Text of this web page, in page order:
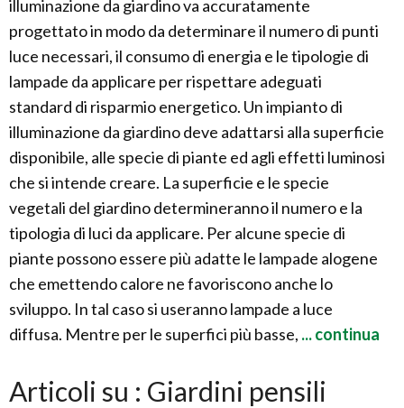
illuminazione da giardino va accuratamente
progettato in modo da determinare il numero di punti
luce necessari, il consumo di energia e le tipologie di
lampade da applicare per rispettare adeguati
standard di risparmio energetico. Un impianto di
illuminazione da giardino deve adattarsi alla superficie
disponibile, alle specie di piante ed agli effetti luminosi
che si intende creare. La superficie e le specie
vegetali del giardino determineranno il numero e la
tipologia di luci da applicare. Per alcune specie di
piante possono essere più adatte le lampade alogene
che emettendo calore ne favoriscono anche lo
sviluppo. In tal caso si useranno lampade a luce
diffusa. Mentre per le superfici più basse, ... continua
Articoli su : Giardini pensili